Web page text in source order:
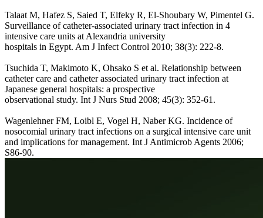
Talaat M, Hafez S, Saied T, Elfeky R, El-Shoubary W, Pimentel G.
Surveillance of catheter-associated urinary tract infection in 4
intensive care units at Alexandria university
hospitals in Egypt. Am J Infect Control 2010; 38(3): 222-8.
Tsuchida T, Makimoto K, Ohsako S et al. Relationship between
catheter care and catheter associated urinary tract infection at
Japanese general hospitals: a prospective
observational study. Int J Nurs Stud 2008; 45(3): 352-61.
Wagenlehner FM, Loibl E, Vogel H, Naber KG. Incidence of
nosocomial urinary tract infections on a surgical intensive care unit
and implications for management. Int J Antimicrob Agents 2006;
S86-90.